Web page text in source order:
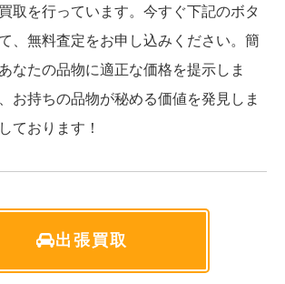
取を行っています。今すぐ下記のボタ
、無料査定をお申し込みください。簡
なたの品物に適正な価格を提示しま
お持ちの品物が秘める価値を発見しま
ております！
出張買取